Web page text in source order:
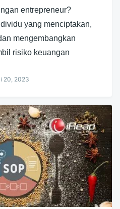
entrepreneur?
yang menciptakan,
mengembangkan
risiko keuangan
20, 2023